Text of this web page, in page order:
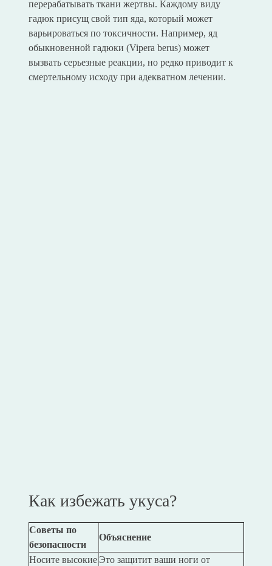
перерабатывать ткани жертвы. Каждому виду
гадюк присущ свой тип яда, который может
варьироваться по токсичности. Например, яд
обыкновенной гадюки (Vipera berus) может
вызвать серьезные реакции, но редко приводит к
смертельному исходу при адекватном лечении.
Как избежать укуса?
Советы по
безопасности
Объяснение
Носите высокие Это защитит ваши ноги от